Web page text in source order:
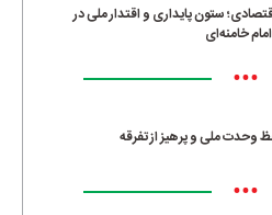
ستون پایداری و اقتدار ملی در
خامنه‌ای
•••
وحدت ملی و پرهیز از تفرقه
•••